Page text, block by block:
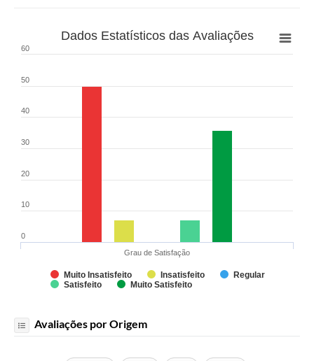
Carta de Serviços
Arquivos para Download
Audiências Públicas
Contratos
Secretarias
Dados Estatísticos das Avaliações
Grau de Satisfação
Muito Insatisfeito Insatisfeito
Regular
Satisfeito
Muito Satisfeito
0
10
20
30
40
50
60
Avaliações por Origem